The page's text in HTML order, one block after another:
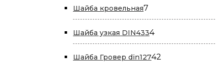
Шайба кровельная7
товаров
Шайба узкая DIN43344
товара
Шайба Гровер din12742